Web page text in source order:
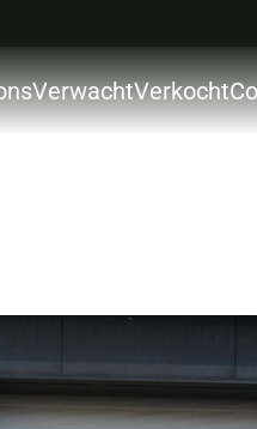
VerwachtVerkocht